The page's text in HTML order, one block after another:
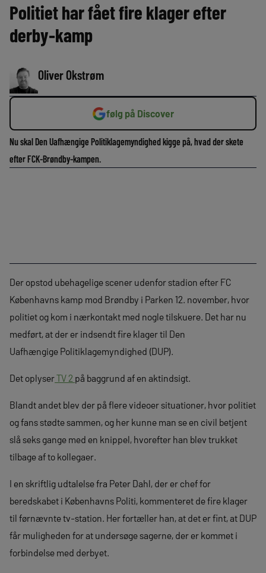
Politiet har fået fire klager efter
derby-kamp
Oliver Okstrøm
følg på Discover
Nu skal Den Uafhængige Politiklagemyndighed kigge på, hvad der skete
efter FCK-Brøndby-kampen.
Der opstod ubehagelige scener udenfor stadion efter FC
Københavns kamp mod Brøndby i Parken 12. november, hvor
politiet og kom i nærkontakt med nogle tilskuere. Det har nu
medført, at der er indsendt fire klager til Den
Uafhængige Politiklagemyndighed (DUP).
Det oplyserTV 2 på baggrund af en aktindsigt.
Blandt andet blev der på flere videoer situationer, hvor politiet
og fans stødte sammen, og her kunne man se en civil betjent
slå seks gange med en knippel, hvorefter han blev trukket
tilbage af to kollegaer.
I en skriftlig udtalelse fra Peter Dahl, der er chef for
beredskabet i Københavns Politi, kommenteret de fire klager
til førnævnte tv-station. Her fortæller han, at det er fint, at DUP
får muligheden for at undersøge sagerne, der er kommet i
forbindelse med derbyet.